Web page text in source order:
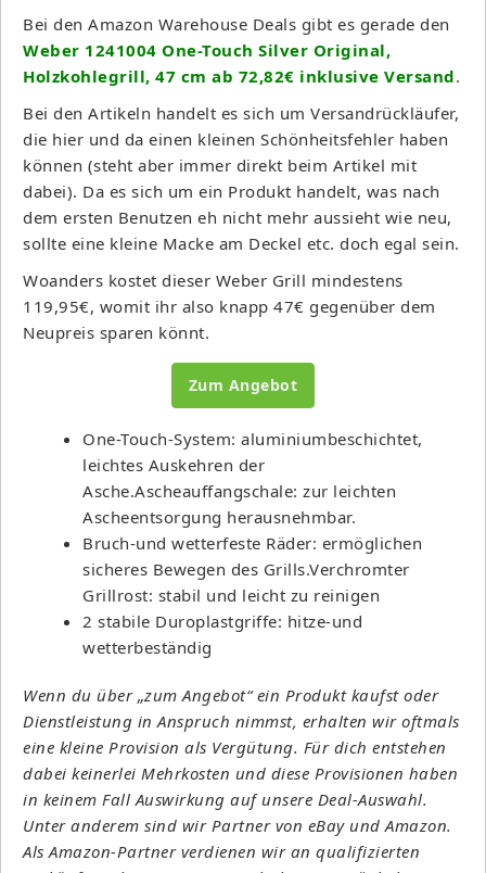
Bei den Amazon Warehouse Deals gibt es gerade den
Weber 1241004 One-Touch Silver Original,
Holzkohlegrill, 47 cm ab 72,82€ inklusive Versand.
Bei den Artikeln handelt es sich um Versandrückläufer,
die hier und da einen kleinen Schönheitsfehler haben
können (steht aber immer direkt beim Artikel mit
dabei). Da es sich um ein Produkt handelt, was nach
dem ersten Benutzen eh nicht mehr aussieht wie neu,
sollte eine kleine Macke am Deckel etc. doch egal sein.
Woanders kostet dieser Weber Grill mindestens
119,95€, womit ihr also knapp 47€ gegenüber dem
Neupreis sparen könnt.
Zum Angebot
One-Touch-System: aluminiumbeschichtet,
leichtes Auskehren der
Asche.Ascheauffangschale: zur leichten
Ascheentsorgung herausnehmbar.
Bruch-und wetterfeste Räder: ermöglichen
sicheres Bewegen des Grills.Verchromter
Grillrost: stabil und leicht zu reinigen
2 stabile Duroplastgriffe: hitze-und
wetterbeständig
Wenn du über „zum Angebot“ ein Produkt kaufst oder
Dienstleistung in Anspruch nimmst, erhalten wir oftmals
eine kleine Provision als Vergütung. Für dich entstehen
dabei keinerlei Mehrkosten und diese Provisionen haben
in keinem Fall Auswirkung auf unsere Deal-Auswahl.
Unter anderem sind wir Partner von eBay und Amazon.
Als Amazon-Partner verdienen wir an qualifizierten